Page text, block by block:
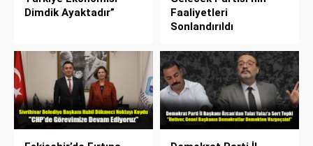
Dimdik Ayaktadır”
Faaliyetleri
Sonlandırıldı